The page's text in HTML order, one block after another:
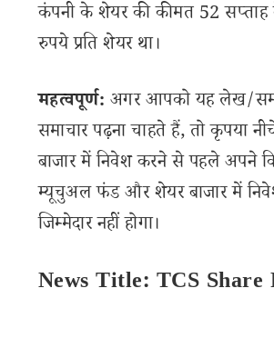
कंपनी के शेयर की कीमत 52 सप्ताह
रुपये प्रति शेयर था।
महत्वपूर्ण: अगर आपको यह लेख/
समाचार पढ़ना चाहते हैं, तो कृपया
बाजार में निवेश करने से पहले अपने
म्यूचुअल फंड और शेयर बाजार में निवेश
जिम्मेदार नहीं होगा।
News Title: TCS